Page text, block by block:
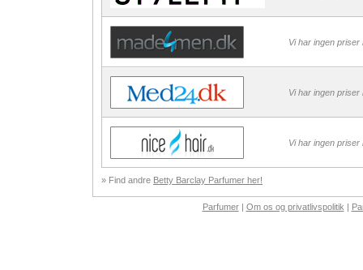
Vi har ingen
Vi har ingen
Vi har ingen
» Find andre Betty Barclay Parfumer her!
Parfumer| Om os og privatlivspolitik |